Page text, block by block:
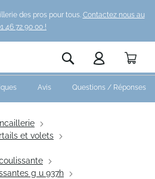
des pros pour tous. Contactez nous au
46 72 90 00 !
Rechercher
et volets
g u 937h
Avis Questions / Réponses